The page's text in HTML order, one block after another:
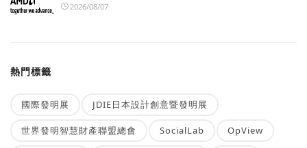
2026/08/07
熱門標籤
國際發明展 JDIE日本設計創意暨發明展
世界發明智慧財產聯盟總會 SocialLab OpView